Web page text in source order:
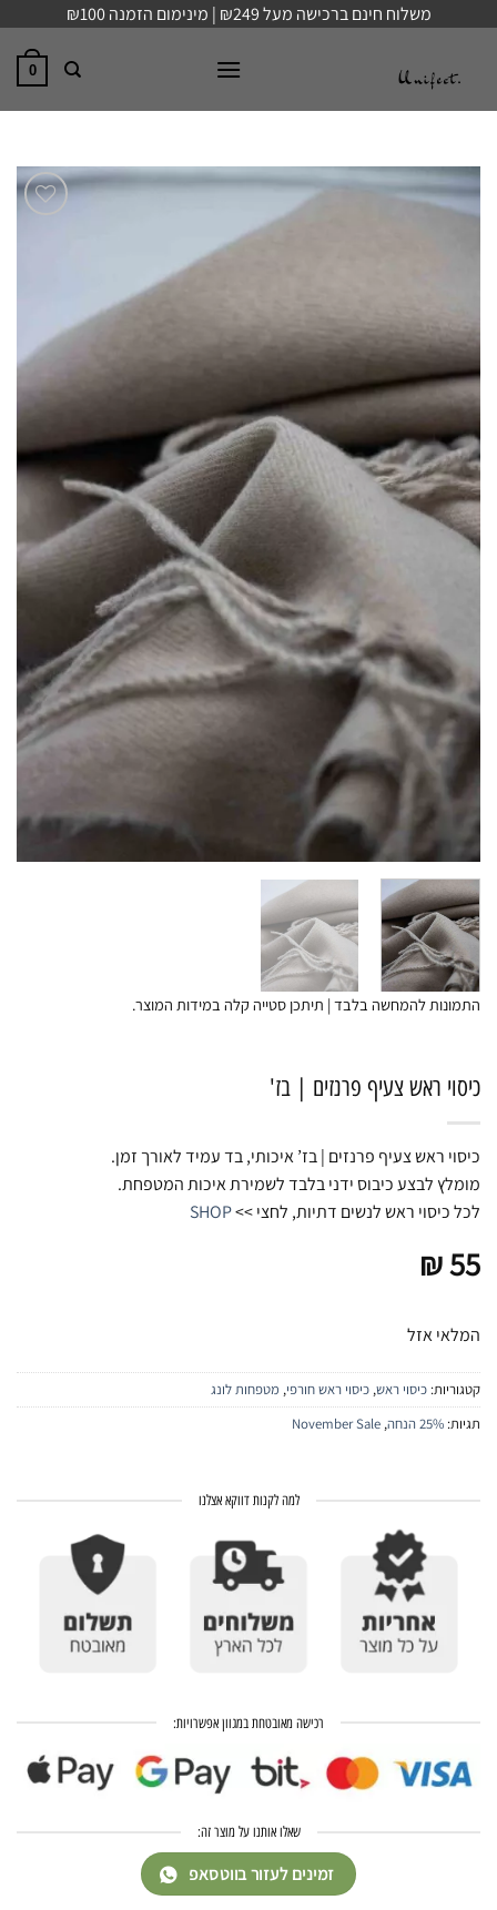
content
משלוח חינם ברכישה מעל ₪249 | מינימום הזמנה ₪100
0
התמונות להמחשה בלבד | תיתכן סטייה קלה במידות המוצר.
כיסוי ראש צעיף פרנזים | בז'
כיסוי ראש צעיף פרנזים | בז’ איכותי, בד עמיד לאורך זמן.
מומלץ לבצע כיבוס ידני בלבד לשמירת איכות המטפחת.
לכל כיסוי ראש לנשים דתיות, לחצי >>SHOP
₪55
המלאי אזל
קטגוריות: כיסוי ראש, כיסוי ראש חורפי, מטפחות לונג
תגיות: 25% הנחה ,
November Sale
למה לקנות דווקא אצלנו
רכישה מאובטחת במגוון אפשרויות:
שאלו אותנו על מוצר זה:
זמינים לעזור בווטסאפ